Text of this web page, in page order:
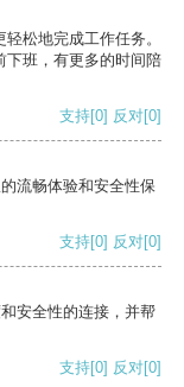
松地完成工作任务。
下班，有更多的时间陪
支持[0] 反对[0]
流畅体验和安全性保
支持[0] 反对[0]
安全性的连接，并帮
支持[0] 反对[0]